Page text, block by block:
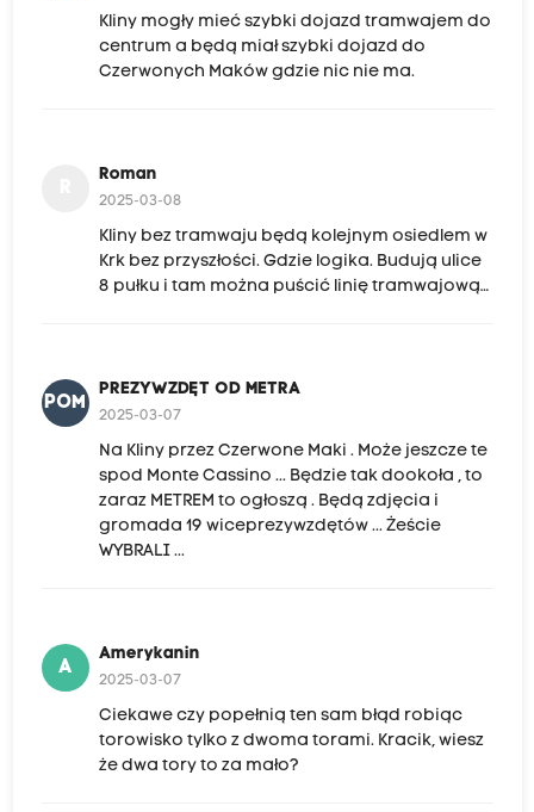
Kliny mogły mieć szybki dojazd tramwajem do
centrum a będą miał szybki dojazd do
Czerwonych Maków gdzie nic nie ma.
Roman
2025-03-08
Kliny bez tramwaju będą kolejnym osiedlem w
Krk bez przyszłości. Gdzie logika. Budują ulice
8 pułku i tam można puścić linię tramwajową…
POM
PREZYWZDĘT OD METRA
2025-03-07
Na Kliny przez Czerwone Maki . Może jeszcze te
spod Monte Cassino ... Będzie tak dookoła , to
zaraz METREM to ogłoszą . Będą zdjęcia i
gromada 19 wiceprezywzdętów ... Żeście
WYBRALI ...
A
Amerykanin
2025-03-07
Ciekawe czy popełnią ten sam błąd robiąc
torowisko tylko z dwoma torami. Kracik, wiesz
że dwa tory to za mało?